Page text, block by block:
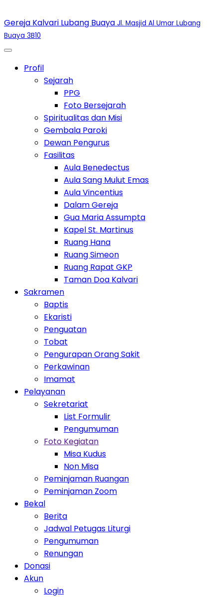
Gereja Kalvari Lubang Buaya Jl. Masjid Al Umar Lubang
Buaya 3B10
Toggle Dropdown
Profil
Toggle Dropdown
Sejarah
PPG
Foto Bersejarah
Spiritualitas dan Misi
Gembala Paroki
Dewan Pengurus
Toggle Dropdown
Fasilitas
Aula Benedectus
Aula Sang Mulut Emas
Aula Vincentius
Dalam Gereja
Gua Maria Assumpta
Kapel St. Martinus
Ruang Hana
Ruang Simeon
Ruang Rapat GKP
Taman Doa Kalvari
Toggle Dropdown
Sakramen
Baptis
Ekaristi
Penguatan
Tobat
Pengurapan Orang Sakit
Perkawinan
Imamat
Toggle Dropdown
Pelayanan
Toggle Dropdown
Sekretariat
List Formulir
Pengumuman
Toggle Dropdown
Foto Kegiatan
Misa Kudus
Non Misa
Peminjaman Ruangan
Peminjaman Zoom
Toggle Dropdown
Bekal
Berita
Jadwal Petugas Liturgi
Pengumuman
Renungan
Donasi
Toggle Dropdown
Akun
Login